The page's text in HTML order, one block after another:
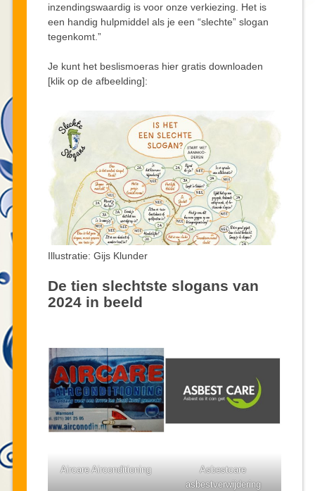
inzendingswaardig is voor onze verkiezing. Het is
een handig hulpmiddel als je een “slechte” slogan
tegenkomt.”
Je kunt het beslismoeras hier gratis downloaden
[klik op de afbeelding]:
Illustratie: Gijs Klunder
De tien slechtste slogans van
2024 in beeld
Aircare Airconditioning
Asbestcare
asbestverwijdering